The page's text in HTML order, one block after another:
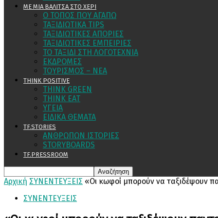
ΜΕ ΜΙΑ ΒΑΛΙΤΣΑ ΣΤΟ ΧΕΡΙ
Ο ΤΟΠΟΣ ΠΟΥ ΑΓΑΠΩ
ΤΑΞΙΔΙΩΤΙΚΑ TIPS
ΤΑΞΙΔΙΩΤΙΚΕΣ ΑΠΟΡΙΕΣ
ΤΑΞΙΔΙΩΤΙΚΕΣ ΕΜΠΕΙΡΙΕΣ
ΤΟ ΤΑΞΙΔΙ ΣΤΗ ΛΟΓΟΤΕΧΝΙΑ
ΕΚΔΡΟΜΕΣ
ΤΟΥΡΙΣΜΟΣ – ΝΕΑ
THINK POSITIVE
THINK GREEN
THINK EAT
ΥΓΕΙΑ
ΕΙΔΙΚΑ ΘΕΜΑΤΑ
TF.STORIES
ΑΝΘΡΩΠΩΝ ΙΣΤΟΡΙΕΣ
STORYBOARDS
TF.PRESSROOM
Αρχική ΣΥΝΕΝΤΕΥΞΕΙΣ «Οι κωφοί μπορούν να ταξιδέψουν
ΣΥΝΕΝΤΕΥΞΕΙΣ